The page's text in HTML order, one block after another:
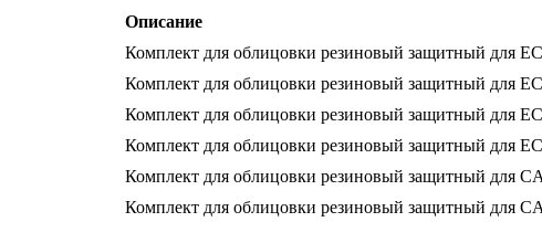
Описание
Комплект для облицовки резиновый защитный для
Комплект для облицовки резиновый защитный для
Комплект для облицовки резиновый защитный для
Комплект для облицовки резиновый защитный для
Комплект для облицовки резиновый защитный для
Комплект для облицовки резиновый защитный для